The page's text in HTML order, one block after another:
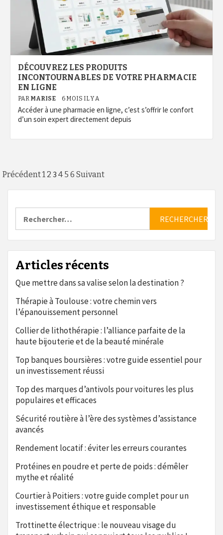
DÉCOUVREZ LES PRODUITS
INCONTOURNABLES DE VOTRE PHARMACIE
EN LIGNE
PAR MARISE 6 MOIS IL Y A
Accéder à une pharmacie en ligne, c’est s’offrir le confort
d’un soin expert directement depuis
Pagination
des
publications
Précédent1 2 3 4 5 6 Suivant
Articles récents
Que mettre dans sa valise selon la destination ?
Thérapie à Toulouse : votre chemin vers
l’épanouissement personnel
Collier de lithothérapie : l’alliance parfaite de la
haute bijouterie et de la beauté minérale
Top banques boursières : votre guide essentiel pour
un investissement réussi
Top des marques d’antivols pour voitures les plus
populaires et efficaces
Sécurité routière à l’ère des systèmes d’assistance
avancés
Rendement locatif : éviter les erreurs courantes
Protéines en poudre et perte de poids : démêler
mythe et réalité
Courtier à Poitiers : votre guide complet pour un
investissement éthique et responsable
Trottinette électrique : le nouveau visage du